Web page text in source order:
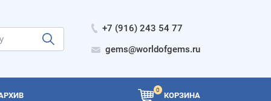
+7 (916) 243 54 77
gems@worldofgems.ru
0
КОРЗИНА